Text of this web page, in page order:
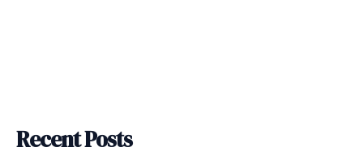
Recent Posts